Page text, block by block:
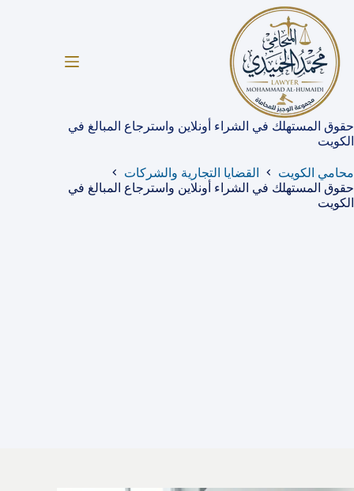
المحتوى
حقوق المستهلك في الشراء أونلاين واسترجاع المبالغ في
الكويت
محامي الكويت
القضايا التجارية والشركات
حقوق المستهلك في الشراء أونلاين واسترجاع المبالغ في
الكويت